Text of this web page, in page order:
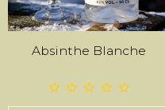
Absinthe Blanche